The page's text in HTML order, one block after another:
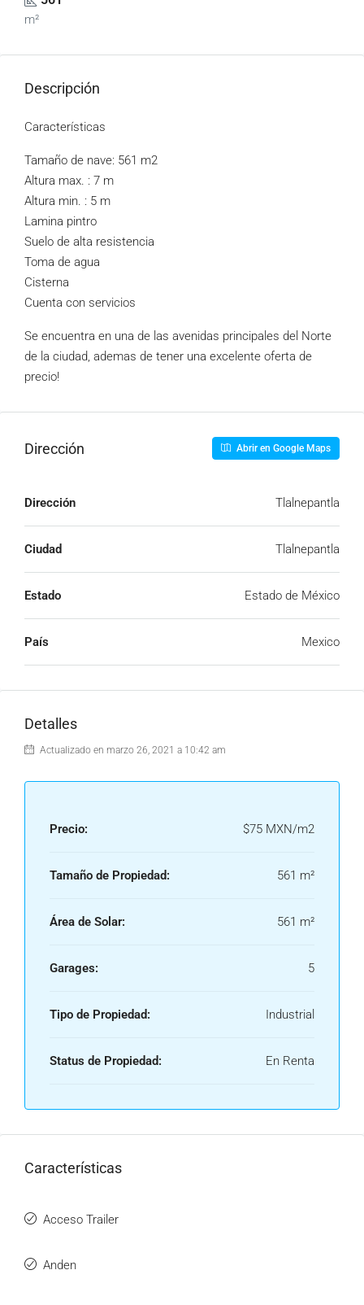
m²
Descripción
Características
Tamaño de nave: 561 m2
Altura max. : 7 m
Altura min. : 5 m
Lamina pintro
Suelo de alta resistencia
Toma de agua
Cisterna
Cuenta con servicios
Se encuentra en una de las avenidas principales del Norte
de la ciudad, ademas de tener una excelente oferta de
precio!
Dirección Abrir en Google Maps
Dirección Tlalnepantla
Ciudad Tlalnepantla
Estado Estado de México
País Mexico
Detalles
Actualizado en marzo 26, 2021 a 10:42 am
Precio: $75 MXN/m2
Tamaño de Propiedad: 561 m²
Área de Solar: 561 m²
Garages: 5
Tipo de Propiedad: Industrial
Status de Propiedad: En Renta
Características
Acceso Trailer
Anden